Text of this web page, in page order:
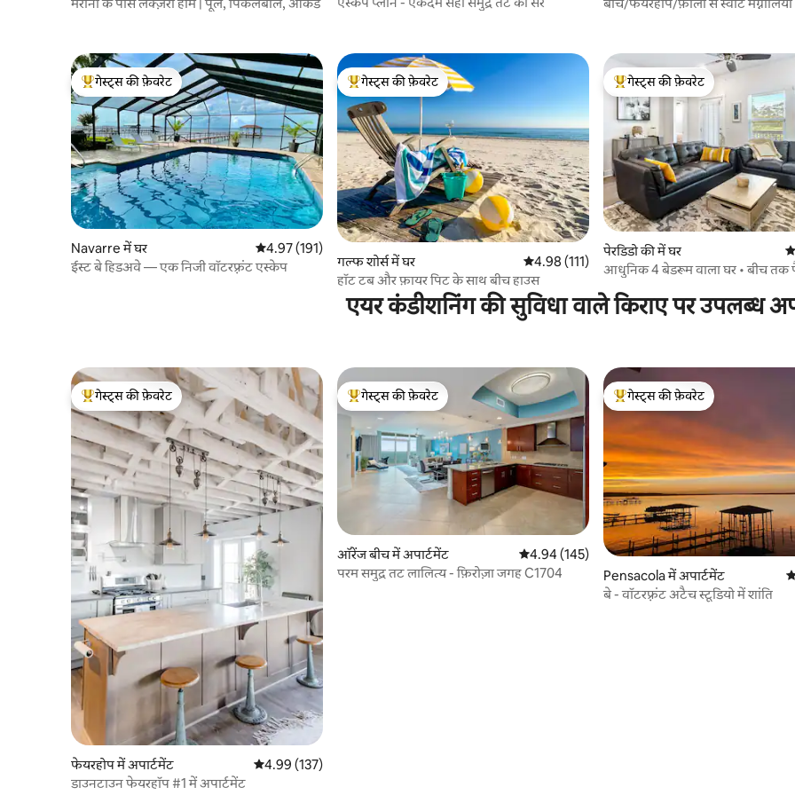
गेस्ट्स का टॉप फ़ेवरेट
गेस्ट्स की फ़ेवरेट
Navarre में घर औसत रेटिंग 5 में से 4.97, 191 समीक्षाएँ
4.97 (191)
ईस्ट बे हिडअवे — एक निजी वॉटरफ़्रंट एस्केप
गेस्ट्स का टॉप फ़ेवरेट
गेस्ट्स की फ़ेवरेट
गल्फ शोर्स में घर औसत रेटिंग 5 में से 4.98, 111 समीक्षाएँ
4.98 (111)
हॉट टब और फ़ायर पिट के साथ बीच हाउस
गेस्ट्स का टॉप फ़ेवरेट
गेस्ट्स की फ़ेवरेट
पेरडिडो की में घर
आधुनिक 4 बेडरूम वाला घर • बीच तक
एयर कंडीशनिंग की सुविधा वाले किराए पर उपलब्ध
गेस्ट्स का टॉप फ़ेवरेट
गेस्ट्स की फ़ेवरेट
फेयरहोप में अपार्टमेंट औसत रेटिंग 5 में से 4.99, 137 समीक्षाएँ
4.99 (137)
डाउनटाउन फेयरहॉप #1 में अपार्टमेंट
गेस्ट्स का टॉप फ़ेवरेट
गेस्ट्स की फ़ेवरेट
ऑरेंज बीच में अपार्टमेंट औसत रेटिंग 5 में से 4.94, 145 समीक्षाएँ
4.94 (145)
परम समुद्र तट लालित्य - फ़िरोज़ा जगह C1704
गेस्ट्स का टॉप फ़ेवरेट
गेस्ट्स की फ़ेवरेट
Pensacola में अपार्टमेंट
बे - वॉटरफ़्रंट अटैच स्टूडियो में शांति